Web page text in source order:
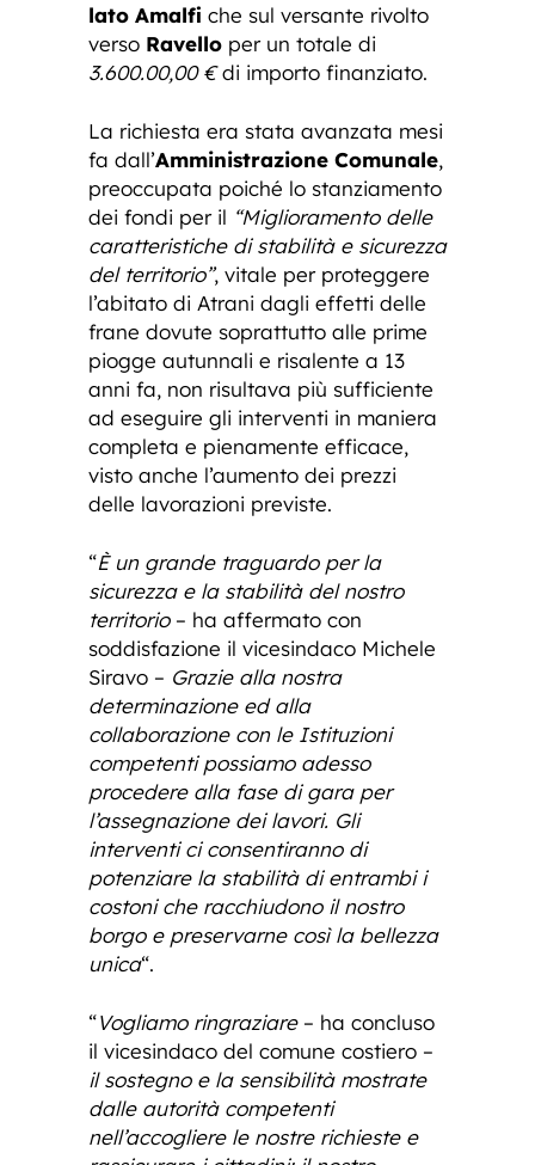
lato Amalfi che sul versante rivolto
verso Ravello per un totale di
3.600.00,00 €di importo finanziato.
La richiesta era stata avanzata mesi
fa dall’Amministrazione Comunale,
preoccupata poiché lo stanziamento
dei fondi per il “Miglioramento delle
caratteristiche di stabilità e sicurezza
del territorio”, vitale per proteggere
l’abitato di Atrani dagli effetti delle
frane dovute soprattutto alle prime
piogge autunnali e risalente a 13
anni fa, non risultava più sufficiente
ad eseguire gli interventi in maniera
completa e pienamente efficace,
visto anche l’aumento dei prezzi
delle lavorazioni previste.
“È un grande traguardo per la
sicurezza e la stabilità del nostro
territorio– ha affermato con
soddisfazione il vicesindaco Michele
Siravo – Grazie alla nostra
determinazione ed alla
collaborazione con le Istituzioni
competenti possiamo adesso
procedere alla fase di gara per
l’assegnazione dei lavori. Gli
interventi ci consentiranno di
potenziare la stabilità di entrambi i
costoni che racchiudono il nostro
borgo e preservarne così la bellezza
unica“.
“Vogliamo ringraziare– ha concluso
il vicesindaco del comune costiero –
il sostegno e la sensibilità mostrate
dalle autorità competenti
nell’accogliere le nostre richieste e